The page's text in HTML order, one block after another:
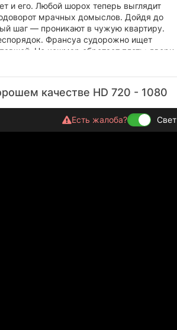
и его. Любой шорох теперь выглядит
мрачных домыслов. Дойдя до
шаг — проникают в чужую квартиру.
Франсуа судорожно ищет
Но кошмар обретает плоть: двери
качестве HD 720 - 1080
Есть жалоба? Свет